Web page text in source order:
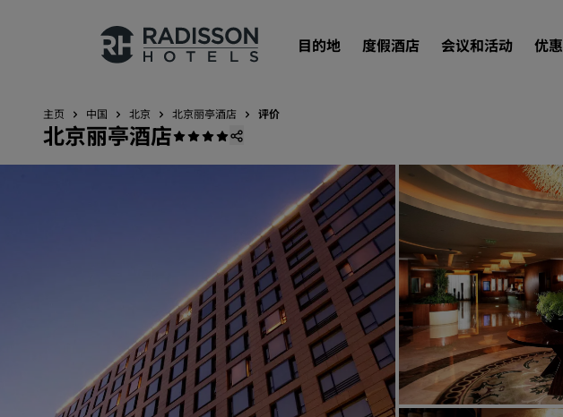
目的地 度假酒店 会议和活动 优惠
我们的品牌
主页 中国 北京 北京丽亭酒店 评价
北京丽亭酒店